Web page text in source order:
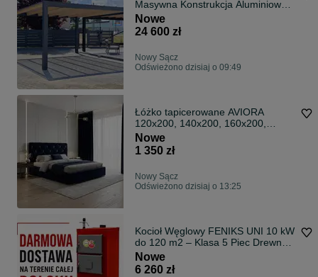
Masywna Konstrukcja Aluminiowo-
Drewniana v1
Nowe
24 600 zł
Nowy Sącz
Odświeżono dzisiaj o 09:49
Łóżko tapicerowane AVIORA
120x200, 140x200, 160x200,
180x200, 200x200
Nowe
1 350 zł
Nowy Sącz
Odświeżono dzisiaj o 13:25
Kocioł Węglowy FENIKS UNI 10 kW
do 120 m2 – Klasa 5 Piec Drewno
Chrust Zasypowy Węgiel
Nowe
6 260 zł